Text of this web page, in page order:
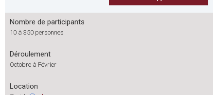
Nombre de participants
10 à 350 personnes
Déroulement
Octobre à Février
Location